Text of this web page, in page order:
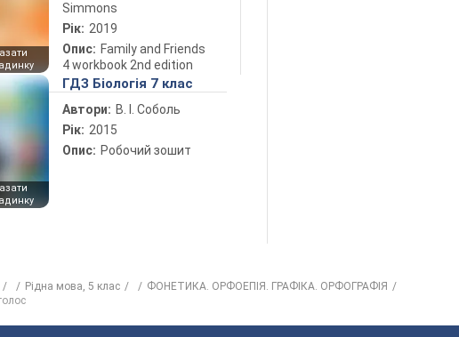
Simmons
Рік: 2019
Опис: Family and Friends
4 workbook 2nd edition
ГДЗ Біологія 7 клас
Автори: В. І. Соболь
Рік: 2015
Опис: Робочий зошит
Рiдна мова, 5 клас
ФОНЕТИКА. ОРФОЕПІЯ. ГРАФІКА. ОРФОГРАФІЯ